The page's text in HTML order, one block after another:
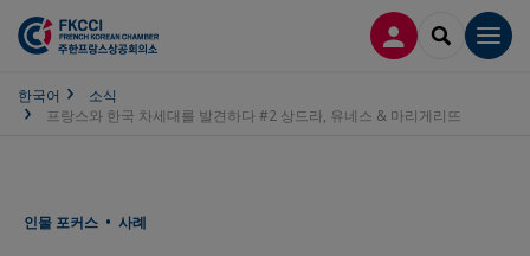
접속 SEARCH
한국어
소식
프랑스와 한국 차세대를 발견하다 #2 상드라, 유네스 & 마리게리뜨
인물 포커스 • 사례